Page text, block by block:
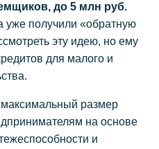
до 5 млн руб.
уже получили «обратную
эту идею, но ему
для малого и
размер
на основе
и